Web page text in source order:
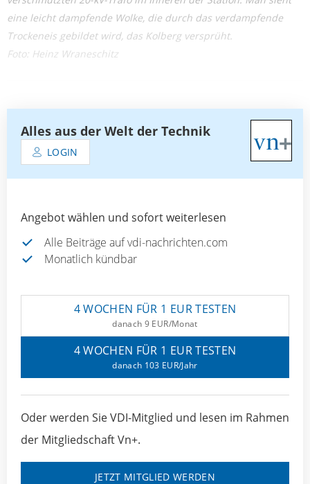
eine leicht dampfende Wolke, die durch das verdampfende
Trockeneis gebildet wird, das Kolberg versprüht.
Foto: Heinz Wraneschitz
Alles aus der Welt der Technik
LOGIN
Angebot wählen und sofort weiterlesen
Alle Beiträge auf vdi-nachrichten.com
Monatlich kündbar
4 WOCHEN FÜR 1 EUR TESTEN
danach 9 EUR/Monat
4 WOCHEN FÜR 1 EUR TESTEN
danach 103 EUR/Jahr
Oder werden Sie VDI-Mitglied und lesen im Rahmen
der Mitgliedschaft Vn+.
JETZT MITGLIED WERDEN